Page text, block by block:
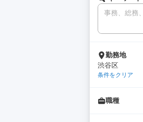
勤務地
渋谷区
条件をクリア
職種